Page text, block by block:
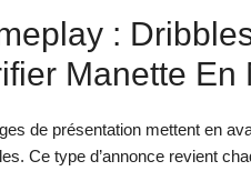
:
Manette En
de présentation mettent en
Ce type d’annonce revient